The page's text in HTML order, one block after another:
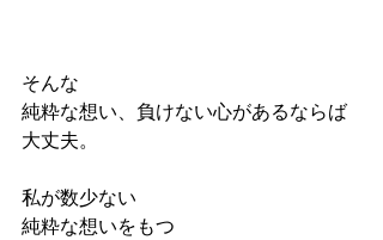
そんな
純粋な想い、負けない心があるならば
大丈夫。
私が数少ない
純粋な想いをもつ